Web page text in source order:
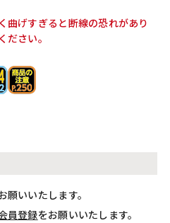
げすぎると断線の恐れがあり
さい。
願いいたします。
員登録をお願いいたします。